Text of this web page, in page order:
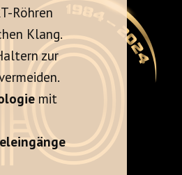
Röhren
Klang.
zur
mit